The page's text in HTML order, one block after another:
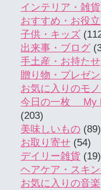
インテリア・雑貨
おすすめ・お役
子供・キッズ
出来事・ブログ
手土産・お持たせ
贈り物・プレゼン
お気に入りのモ
今日の一枚 My
(203)
美味しいもの (89)
お取り寄せ (54)
デイリー雑貨 (19)
ヘアケア・スキ
お気に入りの音楽